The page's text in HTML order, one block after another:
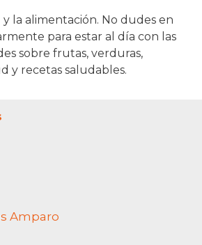
la alimentación. No dudes en
para estar al día con las
sobre frutas, verduras,
y recetas saludables.
Amparo